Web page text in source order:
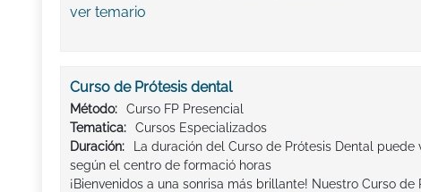
ver temario
Curso de Prótesis dental
Método:
Curso FP Presencial
Tematica:
Cursos Especializados
Duración:
La duración del Curso de Prótesis Dental
según el centro de formació horas
¡Bienvenidos a una sonrisa más brillante! Nuestro Curso de